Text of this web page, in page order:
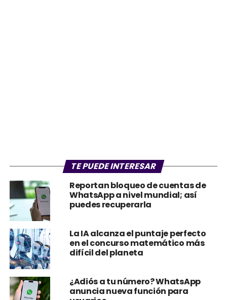
TE PUEDE INTERESAR
Reportan bloqueo de cuentas de
WhatsApp a nivel mundial; así
puedes recuperarla
La IA alcanza el puntaje perfecto
en el concurso matemático más
difícil del planeta
¿Adiós a tu número? WhatsApp
anuncia nueva función para